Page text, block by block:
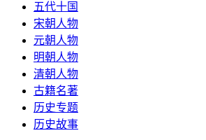
五代十国
宋朝人物
元朝人物
明朝人物
清朝人物
古籍名著
历史专题
历史故事